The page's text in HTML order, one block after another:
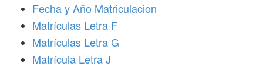
Fecha y Año Matriculacion
Matrículas Letra F
Matrículas Letra G
Matrícula Letra J